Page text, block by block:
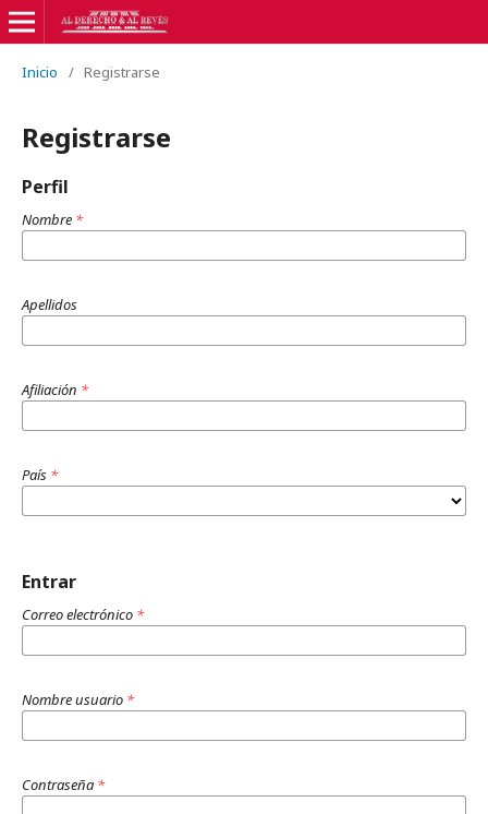
Inicio / Registrarse
Registrarse
Perfil
Nombre *
Apellidos
Afiliación *
País *
Entrar
Correo electrónico *
Nombre usuario *
Contraseña *